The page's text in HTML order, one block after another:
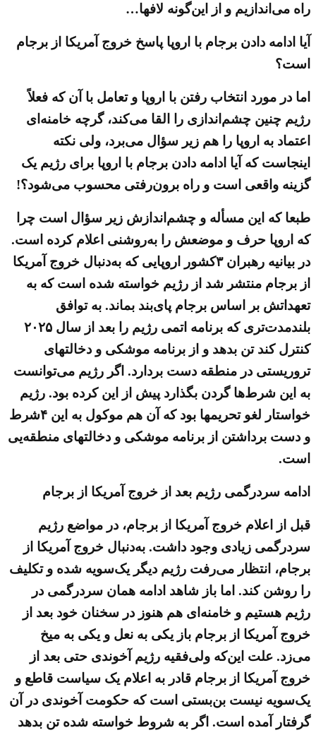
راه می‌اندازیم و از این‌گونه لافها…
آیا ادامه دادن برجام با اروپا پاسخ خروج آمریکا از برجام
است؟
اما در مورد انتخاب رفتن با اروپا و تعامل با آن که فعلاً
رژیم چنین چشم‌اندازی را القا می‌کند، گرچه خامنه‌ای
اعتماد به اروپا را هم زیر سؤال می‌برد، ولی نکته
اینجاست که آیا ادامه دادن برجام با اروپا برای رژیم یک
گزینه واقعی است و راه برون‌رفتی محسوب می‌شود؟!
طبعا که این مسأله و چشم‌اندازش زیر سؤال است چرا
که اروپا حرف و موضعش را به‌روشنی اعلام کرده است.
در بیانیه رهبران ۳کشور اروپایی که به‌دنبال خروج آمریکا
از برجام منتشر شد از رژیم خواسته شده است که به
تعهداتش بر اساس برجام پای‌بند بماند. به توافق
بلند‌مدت‌تری که برنامه اتمی رژیم را بعد از سال ۲۰۲۵
کنترل کند تن بدهد و از برنامه موشکی و دخالتهای
تروریستی در منطقه دست بردارد. ‌اگر رژیم می‌توانست
به این شرط‌ها گردن بگذارد پیش از این کرده بود. رژیم
خواستار لغو تحریمها بود که آن هم موکول به این ۴شرط
و دست برداشتن از برنامه موشکی و دخالتهای منطقه‌یی
است.
ادامه سردرگمی رژیم بعد از خروج آمریکا از برجام
قبل از اعلام خروج آمریکا از برجام، در مواضع رژیم
سردرگمی زیادی وجود داشت. به‌دنبال خروج آمریکا از
برجام، انتظار می‌رفت رژیم دیگر یک‌سویه شده و تکلیف
را روشن کند. اما باز شاهد ادامه همان سردرگمی در
رژیم هستیم و خامنه‌ای هم هنوز در سخنان خود بعد از
خروج آمریکا از برجام باز یکی به نعل و یکی به میخ
می‌زد. علت این‌که ولی‌فقیه رژیم آخوندی حتی بعد از
خروج آمریکا از برجام قادر به اعلام یک سیاست قاطع و
یک‌سویه نیست بن‌بستی است که حکومت آخوندی در آن
گرفتار آمده است. اگر به شروط خواسته شده تن بدهد